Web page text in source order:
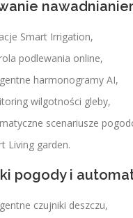
Smart Irrigation,
podlewania online,
harmonogramy AI,
wilgotności gleby,
scenariusze
Living garden.
pogody i
czujniki deszczu,